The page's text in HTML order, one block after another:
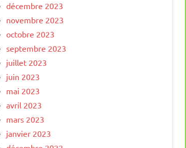
décembre 2023
novembre 2023
octobre 2023
septembre 2023
juillet 2023
juin 2023
mai 2023
avril 2023
mars 2023
janvier 2023